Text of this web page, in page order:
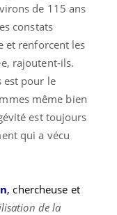
de 115 ans
constats
et renforcent les
rajoutent-ils.
est pour le
même bien
est toujours
qui a vécu
, chercheuse et
de la